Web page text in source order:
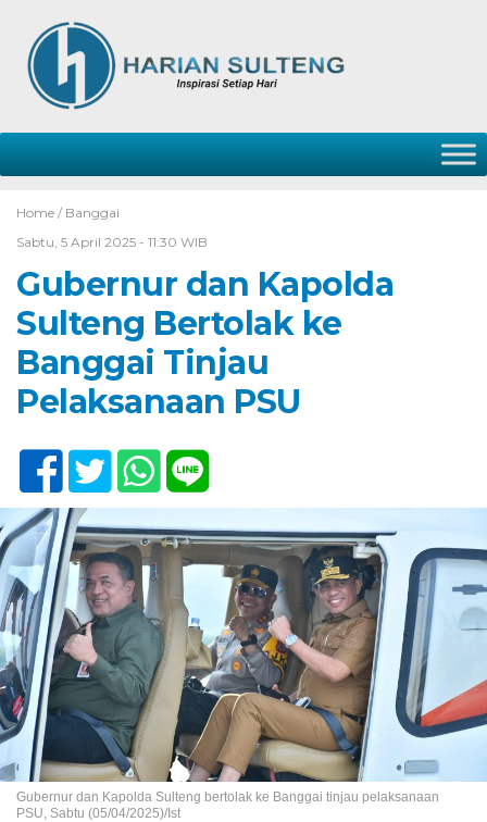
Home / Banggai
Sabtu, 5 April 2025 - 11:30 WIB
Gubernur dan Kapolda
Sulteng Bertolak ke
Banggai Tinjau
Pelaksanaan PSU
Gubernur dan Kapolda Sulteng bertolak ke Banggai tinjau pelaksanaan
PSU, Sabtu (05/04/2025)/Ist